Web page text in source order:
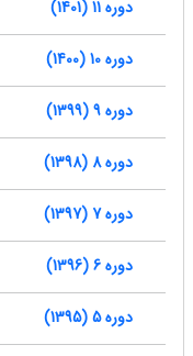
دوره 11 (1401)
دوره 10 (1400)
دوره 9 (1399)
دوره 8 (1398)
دوره 7 (1397)
دوره 6 (1396)
دوره 5 (1395)